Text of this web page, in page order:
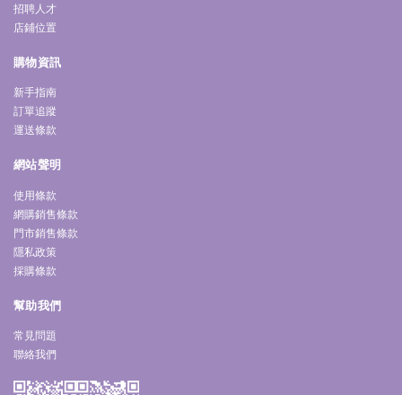
招聘人才
店鋪位置
購物資訊
新手指南
訂單追蹤
運送條款
網站聲明
使用條款
網購銷售條款
門市銷售條款
隱私政策
採購條款
幫助我們
常見問題
聯絡我們